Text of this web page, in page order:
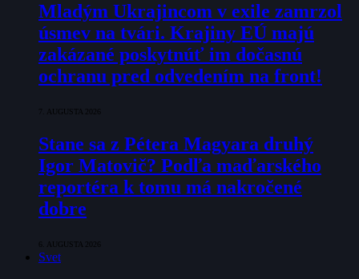
Mladým Ukrajincom v exile zamrzol
úsmev na tvári. Krajiny EÚ majú
zakázané poskytnúť im dočasnú
ochranu pred odvedením na front!
7. AUGUSTA 2026
Stane sa z Pétera Magyara druhý
Igor Matovič? Podľa maďarského
reportéra k tomu má nakročené
dobre
6. AUGUSTA 2026
Svet